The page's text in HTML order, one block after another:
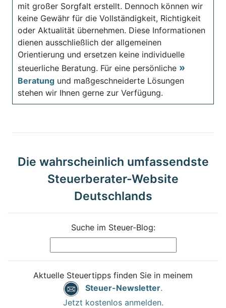
mit großer Sorgfalt erstellt. Dennoch können wir
keine Gewähr für die Vollständigkeit, Richtigkeit
oder Aktualität übernehmen. Diese Informationen
dienen ausschließlich der allgemeinen
Orientierung und ersetzen keine individuelle
steuerliche Beratung. Für eine persönliche
Beratung und maßgeschneiderte Lösungen
stehen wir Ihnen gerne zur Verfügung.
Die wahrscheinlich umfassendste
Steuerberater-Website
Deutschlands
Suche im Steuer-Blog:
Aktuelle Steuertipps finden Sie in meinem
Steuer-Newsletter.
Jetzt kostenlos anmelden.